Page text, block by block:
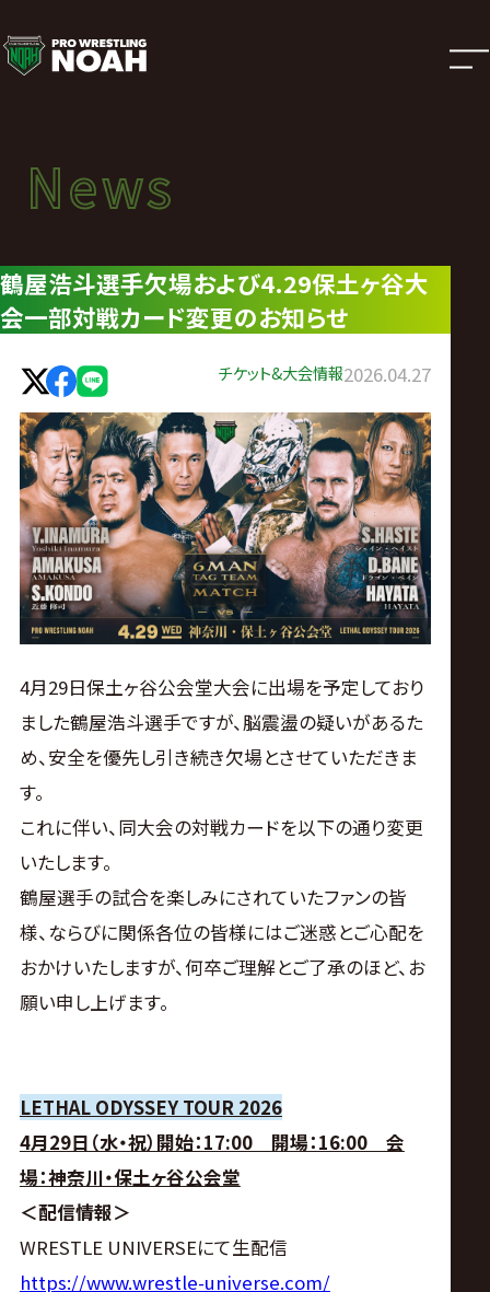
ニ
ュ
ー
ス
|
プ
ロ
レ
ス
リ
ン
グ・
ノ
ア
公
式
サ
ト
News
ニュース
News
鶴屋浩斗選手欠場および4.29保土ヶ谷大
会一部対戦カード変更のお知らせ
チケット&大会情報2026.04.27
4月29日保土ヶ谷公会堂大会に出場を予定しており
ました鶴屋浩斗選手ですが、脳震盪の疑いがあるた
め、安全を優先し引き続き欠場とさせていただきま
す。
これに伴い、同大会の対戦カードを以下の通り変更
いたします。
鶴屋選手の試合を楽しみにされていたファンの皆
様、ならびに関係各位の皆様にはご迷惑とご心配を
おかけいたしますが、何卒ご理解とご了承のほど、お
願い申し上げます。
LETHAL ODYSSEY TOUR 2026
4月29日（水・祝）開始：17:00 開場：16:00 会
場：神奈川・保土ヶ谷公会堂
＜配信情報＞
WRESTLE UNIVERSEにて生配信
https://www.wrestle-universe.com/